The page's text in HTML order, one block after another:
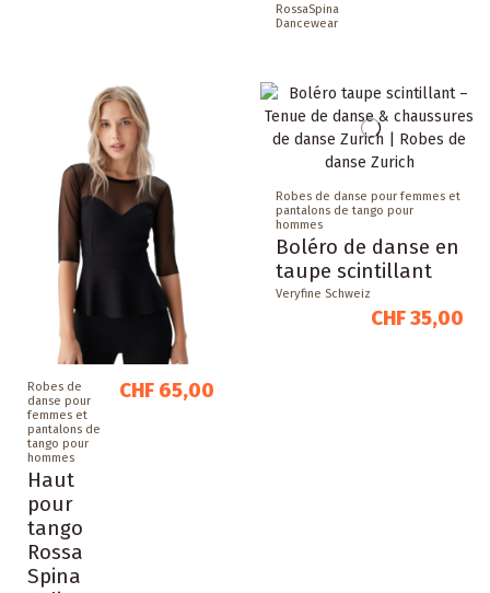
RossaSpina
Dancewear
Robes de
danse pour
femmes et
pantalons de
tango pour
hommes
Haut
pour
tango
Rossa
Spina
CHF 65,00
Robes de danse pour femmes et
pantalons de tango pour
hommes
Boléro de danse en
taupe scintillant
Veryfine Schweiz
CHF 35,00